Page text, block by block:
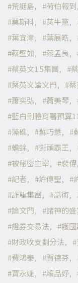
荒誕島
荷伯報到
莫斯科
萊牛黨
葉宜津
葉展皓
蔡壁如
蔡孟良
蔡英文1.5集團
蔡英文論文門
蕭奕弘
蕭美琴
藍白刪體育署預算
藻礁
蘇巧慧
蟾蜍
街頭霸王
被秘密主宰
裴偉
記者
許傳聖
詐騙集團
話術
論文門
諸神的盛
證券交易法
護
財政收支劃分法
費鴻泰
賀德芬
賈永婕
賴品妤